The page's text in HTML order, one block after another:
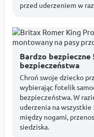
przed uderzeniem w
Bardzo
bezpieczeństwa
Chroń swoje dziecko
wybierając fotelik
bezpieczeństwa. W
uderzenia na
między nogami,
siedziska.